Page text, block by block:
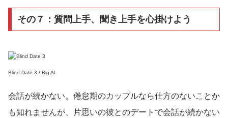
その７：質問上手、聞き上手を心掛けよう
Blind Date 3 / Big Al
会話が続かない。倦怠期のカップルなら仕方のないことか
も知れませんが、片思いの彼とのデートで会話が続かない